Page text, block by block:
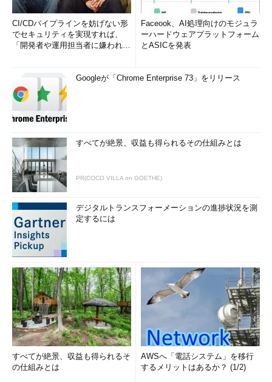
CI/CDパイプラインを妨げない形
でセキュリティを実現すれば、
「開発者や運用担当者に嫌われな
Faceook、AI処理向けのモジュラ
ーハードウェアプラットフォーム
とASICを発表
Googleが「Chrome Enterprise 73」をリリース
すべてが絶景、収益も得られるその仕組みとは
PR(COCO VILLA on GOETHE)
デジタルトランスフォーメーションの進捗状況を測
定するには
すべてが絶景、収益も得られるそ
の仕組みとは
AWSへ「電話システム」を移行
するメリットはあるか？ (1/2)